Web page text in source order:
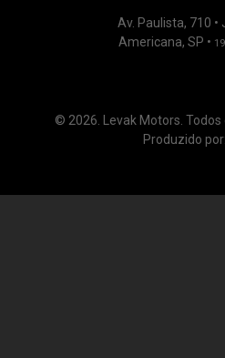
Av. Paulista, 710 •
Americana, SP • 19
© 2026. Levak Motors. Todos
Produzido por: